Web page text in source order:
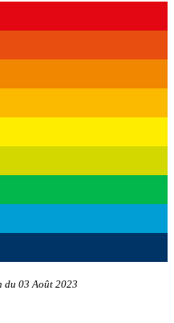
du 03 Août 2023